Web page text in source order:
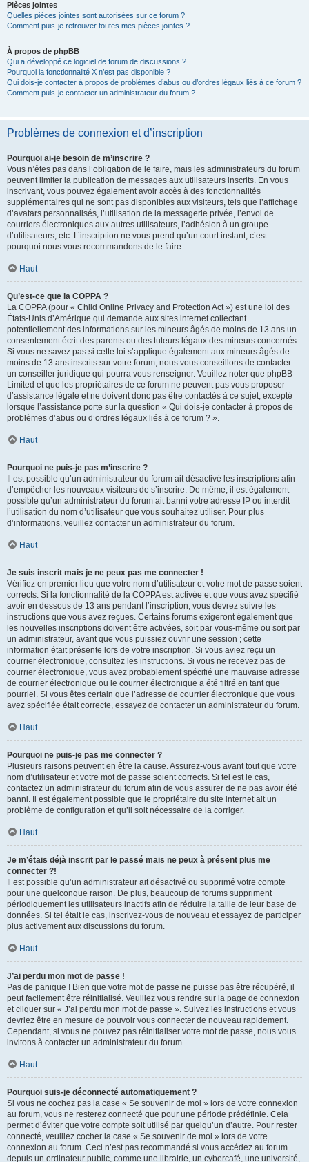
Pièces jointes
Quelles pièces jointes sont autorisées sur ce forum ?
Comment puis-je retrouver toutes mes pièces jointes ?
À propos de phpBB
Qui a développé ce logiciel de forum de discussions ?
Pourquoi la fonctionnalité X n’est pas disponible ?
Qui dois-je contacter à propos de problèmes d’abus ou d’ordres légaux liés à ce forum ?
Comment puis-je contacter un administrateur du forum ?
Problèmes de connexion et d’inscription
Pourquoi ai-je besoin de m’inscrire ?
Vous n’êtes pas dans l’obligation de le faire, mais les administrateurs du forum
peuvent limiter la publication de messages aux utilisateurs inscrits. En vous
inscrivant, vous pouvez également avoir accès à des fonctionnalités
supplémentaires qui ne sont pas disponibles aux visiteurs, tels que l’affichage
d’avatars personnalisés, l’utilisation de la messagerie privée, l’envoi de
courriers électroniques aux autres utilisateurs, l’adhésion à un groupe
d’utilisateurs, etc. L’inscription ne vous prend qu’un court instant, c’est
pourquoi nous vous recommandons de le faire.
Haut
Qu’est-ce que la COPPA ?
La COPPA (pour « Child Online Privacy and Protection Act ») est une loi des
États-Unis d’Amérique qui demande aux sites internet collectant
potentiellement des informations sur les mineurs âgés de moins de 13 ans un
consentement écrit des parents ou des tuteurs légaux des mineurs concernés.
Si vous ne savez pas si cette loi s’applique également aux mineurs âgés de
moins de 13 ans inscrits sur votre forum, nous vous conseillons de contacter
un conseiller juridique qui pourra vous renseigner. Veuillez noter que phpBB
Limited et que les propriétaires de ce forum ne peuvent pas vous proposer
d’assistance légale et ne doivent donc pas être contactés à ce sujet, excepté
lorsque l’assistance porte sur la question « Qui dois-je contacter à propos de
problèmes d’abus ou d’ordres légaux liés à ce forum ? ».
Haut
Pourquoi ne puis-je pas m’inscrire ?
Il est possible qu’un administrateur du forum ait désactivé les inscriptions afin
d’empêcher les nouveaux visiteurs de s’inscrire. De même, il est également
possible qu’un administrateur du forum ait banni votre adresse IP ou interdit
l’utilisation du nom d’utilisateur que vous souhaitez utiliser. Pour plus
d’informations, veuillez contacter un administrateur du forum.
Haut
Je suis inscrit mais je ne peux pas me connecter !
Vérifiez en premier lieu que votre nom d’utilisateur et votre mot de passe soient
corrects. Si la fonctionnalité de la COPPA est activée et que vous avez spécifié
avoir en dessous de 13 ans pendant l’inscription, vous devrez suivre les
instructions que vous avez reçues. Certains forums exigeront également que
les nouvelles inscriptions doivent être activées, soit par vous-même ou soit par
un administrateur, avant que vous puissiez ouvrir une session ; cette
information était présente lors de votre inscription. Si vous aviez reçu un
courrier électronique, consultez les instructions. Si vous ne recevez pas de
courrier électronique, vous avez probablement spécifié une mauvaise adresse
de courrier électronique ou le courrier électronique a été filtré en tant que
pourriel. Si vous êtes certain que l’adresse de courrier électronique que vous
avez spécifiée était correcte, essayez de contacter un administrateur du forum.
Haut
Pourquoi ne puis-je pas me connecter ?
Plusieurs raisons peuvent en être la cause. Assurez-vous avant tout que votre
nom d’utilisateur et votre mot de passe soient corrects. Si tel est le cas,
contactez un administrateur du forum afin de vous assurer de ne pas avoir été
banni. Il est également possible que le propriétaire du site internet ait un
problème de configuration et qu’il soit nécessaire de la corriger.
Haut
Je m’étais déjà inscrit par le passé mais ne peux à présent plus me
connecter ?!
Il est possible qu’un administrateur ait désactivé ou supprimé votre compte
pour une quelconque raison. De plus, beaucoup de forums suppriment
périodiquement les utilisateurs inactifs afin de réduire la taille de leur base de
données. Si tel était le cas, inscrivez-vous de nouveau et essayez de participer
plus activement aux discussions du forum.
Haut
J’ai perdu mon mot de passe !
Pas de panique ! Bien que votre mot de passe ne puisse pas être récupéré, il
peut facilement être réinitialisé. Veuillez vous rendre sur la page de connexion
et cliquer sur « J’ai perdu mon mot de passe ». Suivez les instructions et vous
devriez être en mesure de pouvoir vous connecter de nouveau rapidement.
Cependant, si vous ne pouvez pas réinitialiser votre mot de passe, nous vous
invitons à contacter un administrateur du forum.
Haut
Pourquoi suis-je déconnecté automatiquement ?
Si vous ne cochez pas la case « Se souvenir de moi » lors de votre connexion
au forum, vous ne resterez connecté que pour une période prédéfinie. Cela
permet d’éviter que votre compte soit utilisé par quelqu’un d’autre. Pour rester
connecté, veuillez cocher la case « Se souvenir de moi » lors de votre
connexion au forum. Ceci n’est pas recommandé si vous accédez au forum
depuis un ordinateur public, comme une librairie, un cybercafé, une université,